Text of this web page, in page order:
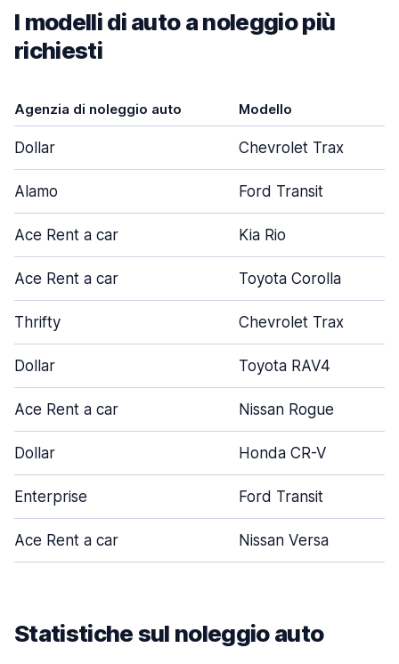
I modelli di auto a noleggio più
richiesti
Agenzia di noleggio auto Modello
Dollar Chevrolet Trax
Alamo Ford Transit
Ace Rent a car Kia Rio
Ace Rent a car Toyota Corolla
Thrifty Chevrolet Trax
Dollar Toyota RAV4
Ace Rent a car Nissan Rogue
Dollar Honda CR-V
Enterprise Ford Transit
Ace Rent a car Nissan Versa
Statistiche sul noleggio auto